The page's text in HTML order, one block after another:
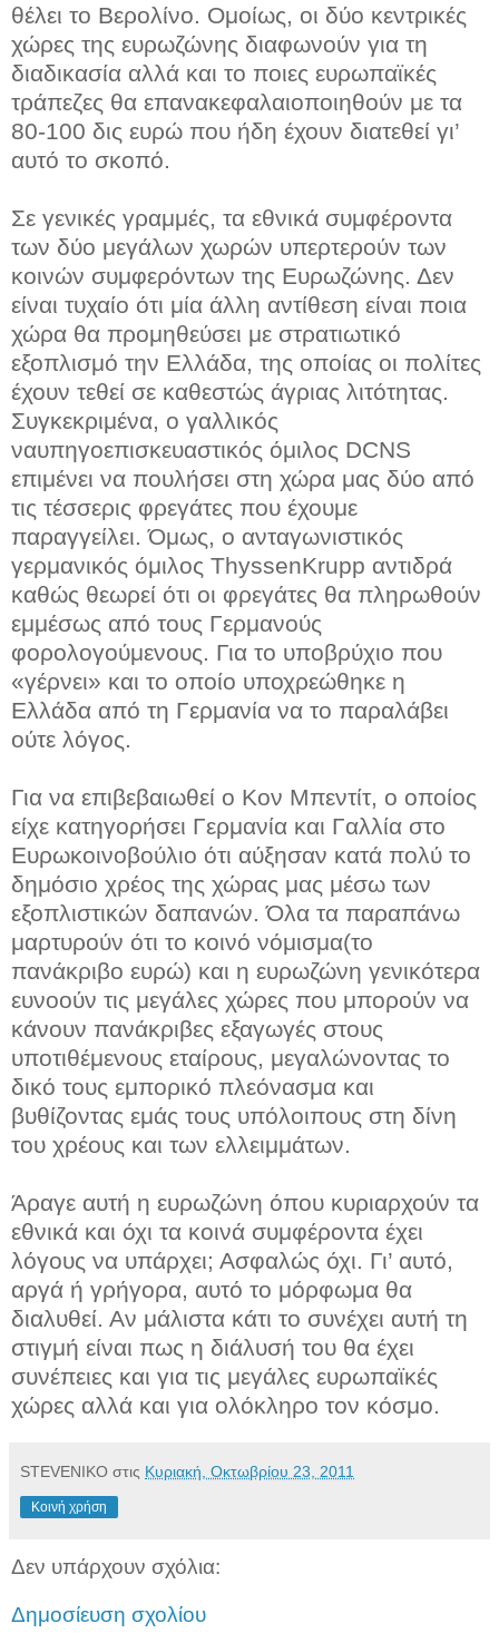
θέλει το Βερολίνο. Ομοίως, οι δύο κεντρικές
χώρες της ευρωζώνης διαφωνούν για τη
διαδικασία αλλά και το ποιες ευρωπαϊκές
τράπεζες θα επανακεφαλαιοποιηθούν με τα
80-100 δις ευρώ που ήδη έχουν διατεθεί γι’
αυτό το σκοπό.
Σε γενικές γραμμές, τα εθνικά συμφέροντα
των δύο μεγάλων χωρών υπερτερούν των
κοινών συμφερόντων της Ευρωζώνης. Δεν
είναι τυχαίο ότι μία άλλη αντίθεση είναι ποια
χώρα θα προμηθεύσει με στρατιωτικό
εξοπλισμό την Ελλάδα, της οποίας οι πολίτες
έχουν τεθεί σε καθεστώς άγριας λιτότητας.
Συγκεκριμένα, ο γαλλικός
ναυπηγοεπισκευαστικός όμιλος DCNS
επιμένει να πουλήσει στη χώρα μας δύο από
τις τέσσερις φρεγάτες που έχουμε
παραγγείλει. Όμως, ο ανταγωνιστικός
γερμανικός όμιλος ThyssenKrupp αντιδρά
καθώς θεωρεί ότι οι φρεγάτες θα πληρωθούν
εμμέσως από τους Γερμανούς
φορολογούμενους. Για το υποβρύχιο που
«γέρνει» και το οποίο υποχρεώθηκε η
Ελλάδα από τη Γερμανία να το παραλάβει
ούτε λόγος.
Για να επιβεβαιωθεί ο Κον Μπεντίτ, ο οποίος
είχε κατηγορήσει Γερμανία και Γαλλία στο
Ευρωκοινοβούλιο ότι αύξησαν κατά πολύ το
δημόσιο χρέος της χώρας μας μέσω των
εξοπλιστικών δαπανών. Όλα τα παραπάνω
μαρτυρούν ότι το κοινό νόμισμα(το
πανάκριβο ευρώ) και η ευρωζώνη γενικότερα
ευνοούν τις μεγάλες χώρες που μπορούν να
κάνουν πανάκριβες εξαγωγές στους
υποτιθέμενους εταίρους, μεγαλώνοντας το
δικό τους εμπορικό πλεόνασμα και
βυθίζοντας εμάς τους υπόλοιπους στη δίνη
του χρέους και των ελλειμμάτων.
Άραγε αυτή η ευρωζώνη όπου κυριαρχούν τα
εθνικά και όχι τα κοινά συμφέροντα έχει
λόγους να υπάρχει; Ασφαλώς όχι. Γι’ αυτό,
αργά ή γρήγορα, αυτό το μόρφωμα θα
διαλυθεί. Αν μάλιστα κάτι το συνέχει αυτή τη
στιγμή είναι πως η διάλυσή του θα έχει
συνέπειες και για τις μεγάλες ευρωπαϊκές
χώρες αλλά και για ολόκληρο τον κόσμο.
STEVENIKO στις Κυριακή, Οκτωβρίου 23, 2011
Κοινή χρήση
Δεν υπάρχουν σχόλια:
Δημοσίευση σχολίου